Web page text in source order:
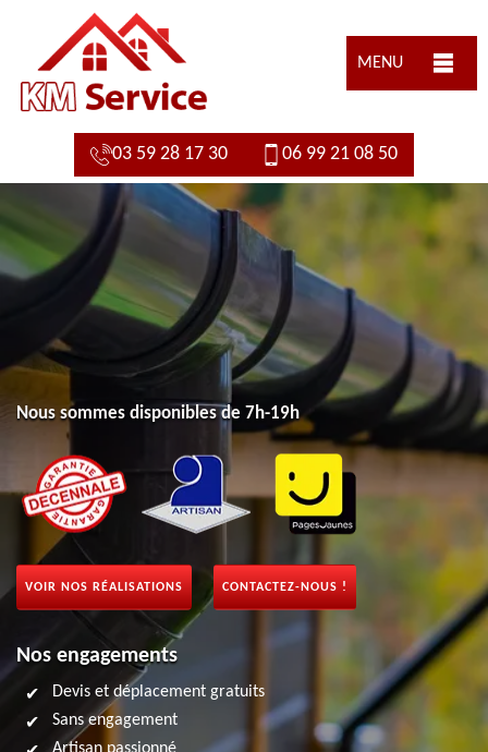
MENU
03 59 28 17 30 06 99 21 08 50
Nous sommes disponibles de 7h-19h
VOIR NOS RÉALISATIONS CONTACTEZ-NOUS !
Nos engagements
Devis et déplacement gratuits
Sans engagement
Artisan passionné